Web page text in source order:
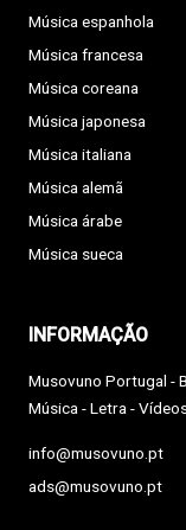
Música espanhola
Música francesa
Música coreana
Música japonesa
Música italiana
Música alemã
Música árabe
Música sueca
INFORMAÇÃO
Musovuno Portugal -
Música - Letra -
info@musovuno.pt
ads@musovuno.pt